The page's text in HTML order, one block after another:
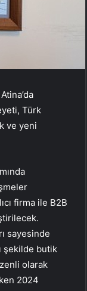
Türk
ve yeni
firma ile B2B
sayesinde
şekilde butik
olarak
2024